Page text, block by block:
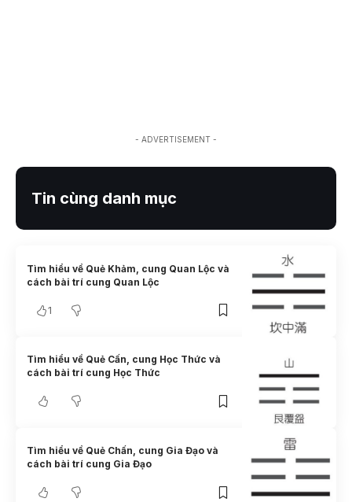
- ADVERTISEMENT -
Tin cùng danh mục
Tìm hiểu về Quẻ Khảm, cung Quan Lộc và
cách bài trí cung Quan Lộc
1
Tìm hiểu về Quẻ Cấn, cung Học Thức và
cách bài trí cung Học Thức
Tìm hiểu về Quẻ Chấn, cung Gia Đạo và
cách bài trí cung Gia Đạo